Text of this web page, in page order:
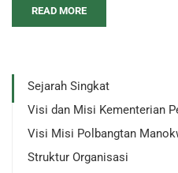
READ MORE
Sejarah Singkat
Visi dan Misi Kementerian
Visi Misi Polbangtan
Struktur Organisasi